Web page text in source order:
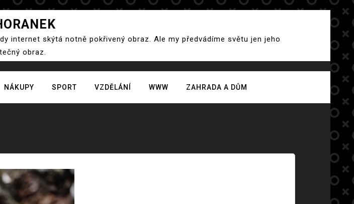
internet skýtá notně pokřivený obraz. Ale my předvádíme světu jen jeho
obraz.
NÁKUPY SPORT VZDĚLÁNÍ WWW ZAHRADA A DŮM